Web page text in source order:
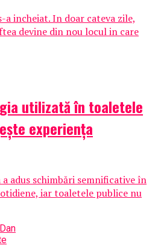
incheiat. In doar cateva zile,
devine din nou locul in care
utilizată în toaletele
experiența
adus schimbări semnificative în
iar toaletele publice nu